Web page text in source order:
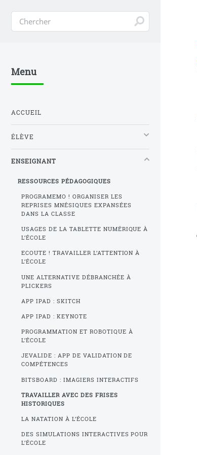
Menu
ACCUEIL
ÉLÈVE
ENSEIGNANT
RESSOURCES PÉDAGOGIQUES
PROGRAMEMO ! ORGANISER LES
REPRISES MNÉSIQUES EXPANSÉES
DANS LA CLASSE
USAGES DE LA TABLETTE NUMÉRIQUE À
L’ÉCOLE
ECOUTE ! TRAVAILLER L’ATTENTION À
L’ÉCOLE
UNE ALTERNATIVE DÉBRANCHÉE À
PLICKERS
APP IPAD : SKITCH
APP IPAD : KEYNOTE
PROGRAMMATION ET ROBOTIQUE À
L’ÉCOLE
JEVALIDE : APP DE VALIDATION DE
COMPÉTENCES
BITSBOARD : IMAGIERS INTERACTIFS
TRAVAILLER AVEC DES FRISES
HISTORIQUES
LA NATATION À L’ÉCOLE
DES SIMULATIONS INTERACTIVES POUR
L’ÉCOLE